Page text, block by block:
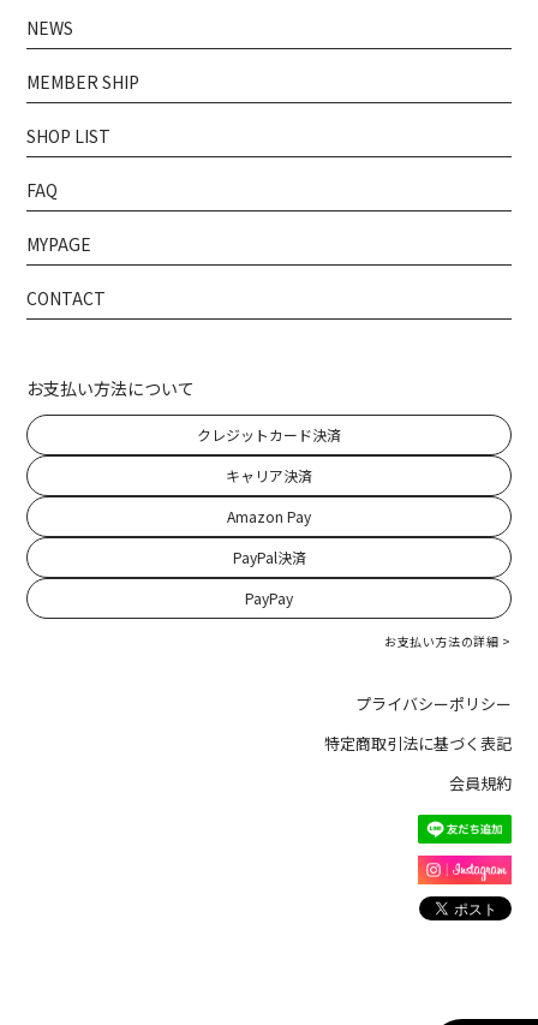
NEWS
MEMBER SHIP
SHOP LIST
FAQ
MYPAGE
CONTACT
お支払い方法について
クレジットカード決済
キャリア決済
Amazon Pay
PayPal決済
PayPay
お支払い方法の詳細 >
プライバシーポリシー
特定商取引法に基づく表記
会員規約